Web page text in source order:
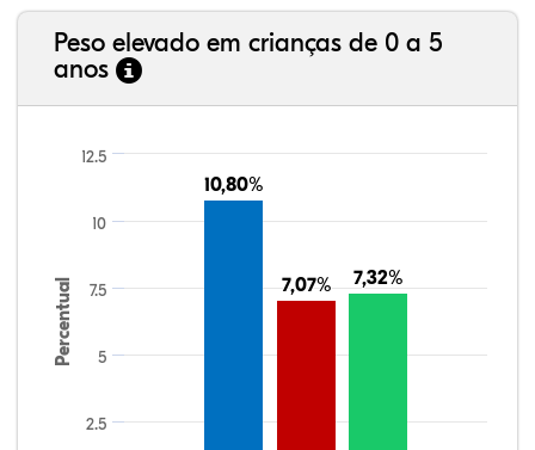
Peso elevado em crianças de 0 a 5
anos
Percentual
10,80%
10,80%
7,07%
7,07% 7,32%
7,32%
2.5
5
7.5
10
12.5